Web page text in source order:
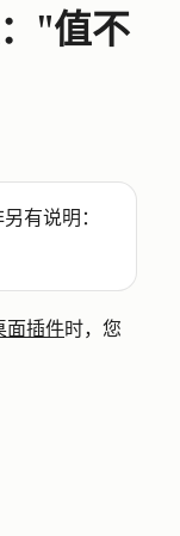
"值不
有说明：
面插件时，您